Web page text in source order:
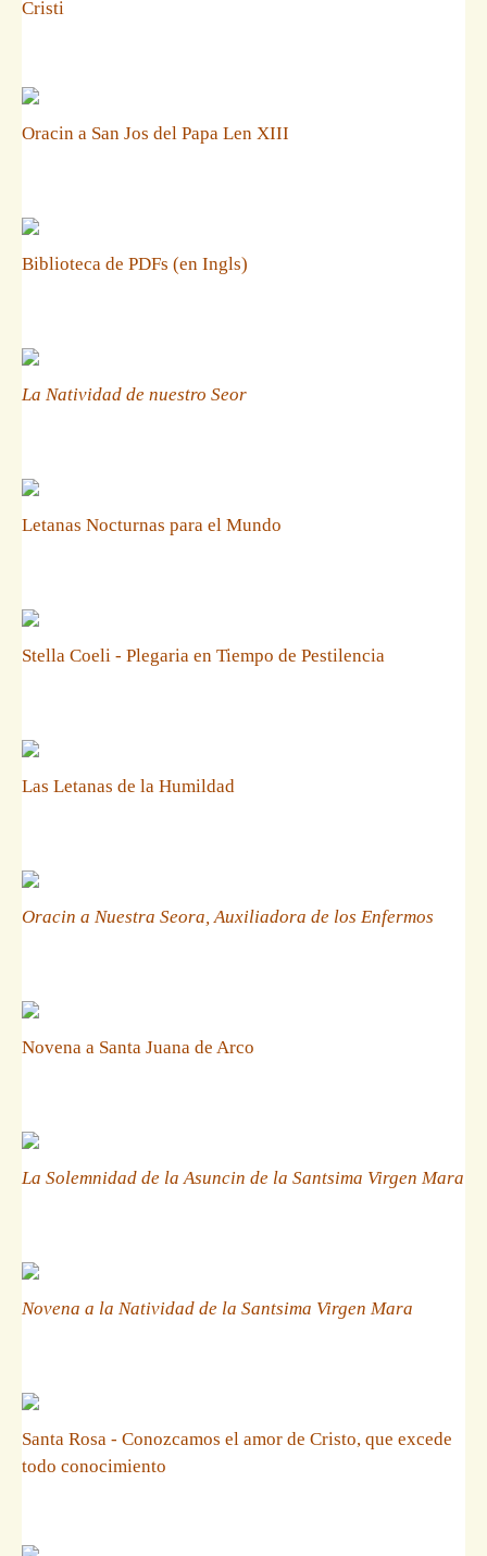
Cristi
Oracin a San Jos del Papa Len XIII
Biblioteca de PDFs (en Ingls)
La Natividad de nuestro Seor
Letanas Nocturnas para el Mundo
Stella Coeli - Plegaria en Tiempo de Pestilencia
Las Letanas de la Humildad
Oracin a Nuestra Seora, Auxiliadora de los Enfermos
Novena a Santa Juana de Arco
La Solemnidad de la Asuncin de la Santsima Virgen Mara
Novena a la Natividad de la Santsima Virgen Mara
Santa Rosa - Conozcamos el amor de Cristo, que excede
todo conocimiento